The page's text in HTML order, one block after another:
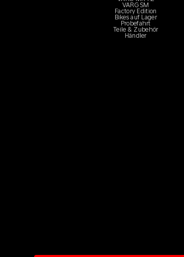
VARG SM
Factory Edition
Bikes auf Lager
Probefahrt
Teile & Zubehör
Händler